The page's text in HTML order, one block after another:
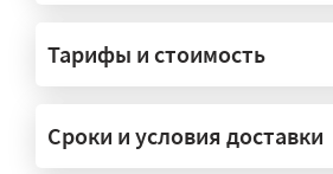
— На тралах и
платформах,
крупногабаритную
Тарифы и стоимость
Сроки и условия доставки